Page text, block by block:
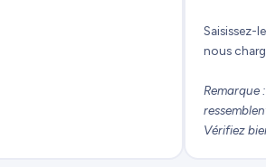
Saisissez-
nous
Remarque
Vérifiez